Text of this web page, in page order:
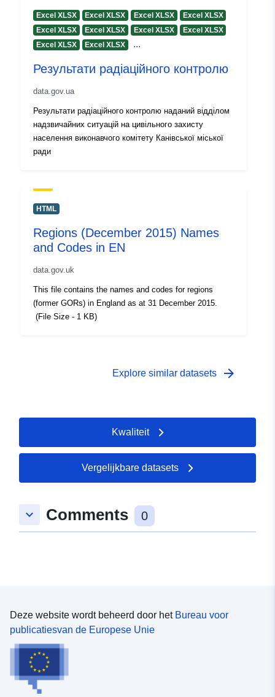
Excel XLSX Excel XLSX Excel XLSX
Excel XLSX
Excel XLSX
Excel XLSX Excel XLSX
Excel XLSX
Excel XLSX
Excel XLSX ...
Результати радіаційного контролю
data.gov.ua
Результати радіаційного контролю наданий відділом
надзвичайних ситуацій на цивільного захисту
населення виконавчого комітету Канівської міської
ради
HTML
Regions (December 2015) Names
and Codes in EN
data.gov.uk
This file contains the names and codes for regions
(former GORs) in England as at 31 December 2015.
(File Size - 1 KB)
Explore similar datasets arrow_forward
Kwaliteit
Vergelijkbare datasets
keyboard_arrow_down Comments 0
Deze website wordt beheerd door het Bureau voor
publicatiesvan de Europese Unie